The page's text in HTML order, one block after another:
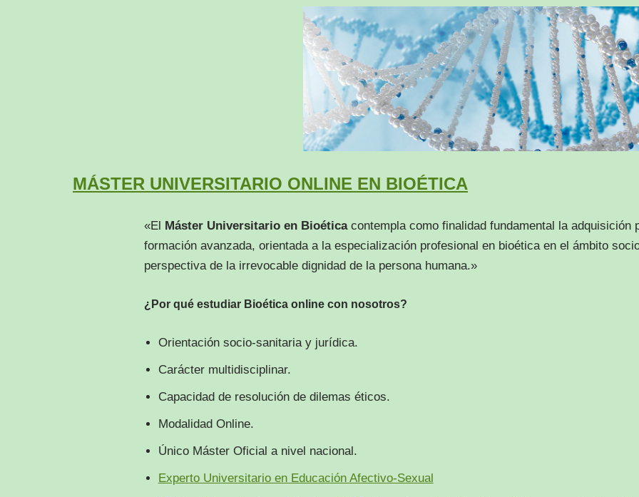
MÁSTER UNIVERSITARIO ONLINE EN BIOÉTICA
«El Máster Universitario en Bioéticacontempla como finalidad fundamental la adquisición
formación avanzada, orientada a la especialización profesional en bioética en el ámbito
perspectiva de la irrevocable dignidad de la persona humana.»
¿Por qué estudiar Bioética online con nosotros?
Orientación socio-sanitaria y jurídica.
Carácter multidisciplinar.
Capacidad de resolución de dilemas éticos.
Modalidad Online.
Único Máster Oficial a nivel nacional.
Experto Universitario en Educación Afectivo-Sexual